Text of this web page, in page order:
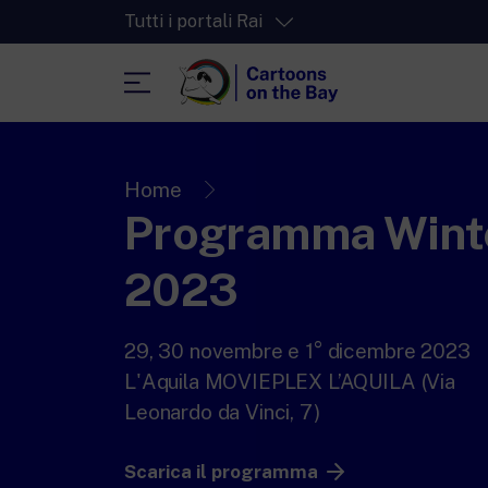
Tutti i portali Rai
La piattaforma di streaming video per
La piattaforma digitale dei canali Radio
RaiPlay Sound
più piccoli.
RaiPlay Yoyo
Home
Programma
2023
29, 30 novembre e 1° dicembre 2023
L'Aquila MOVIEPLEX L’AQUILA (Via
Leonardo da Vinci, 7)
Scarica il programma